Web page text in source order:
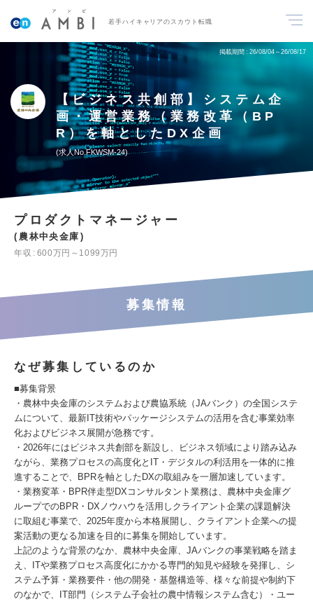
若手ハイキャリアのスカウト転職
掲載期間 26/08/04～26/08/17
【ビジネス共創部】システム企
画・運営業務（業務改革（BP
R）を軸としたDX企画
求人No.FKWSM-24
プロダクトマネージャー
農林中央金庫
年収 600万円～1099万円
募集情報
なぜ募集しているのか
■募集背景
・農林中央金庫のシステムおよび農協系統（JAバンク）の全国システ
ムについて、最新IT技術やパッケージシステムの活用を含む事業効率
化およびビジネス展開が急務です。
・2026年にはビジネス共創部を新設し、ビジネス領域により踏み込み
ながら、業務プロセスの高度化とIT・デジタルの利活用を一体的に推
進することで、BPRを軸としたDXの取組みを一層加速しています。
・業務変革・BPR伴走型DXコンサルタント業務は、農林中央金庫グ
ループでのBPR・DXノウハウを活用しクライアント企業の課題解決
に取組む事業で、2025年度から本格展開し、クライアント企業への提
案活動の更なる加速を目的に募集を開始しています。
上記のような背景のなか、農林中央金庫、JAバンクの事業戦略を踏ま
え、ITや業務プロセス高度化にかかる専門的知見や経験を発揮し、シ
ステム予算・業務要件・他の開発・基盤構造等、様々な前提や制約下
のなかで、IT部門（システム子会社の農中情報システム含む）・ユー